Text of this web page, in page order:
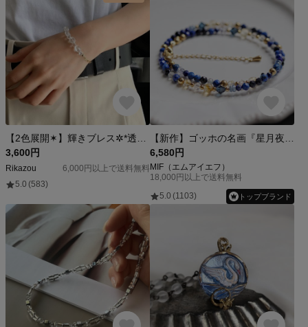
3,600円
Rikazou
6,000円以上で送料無料
5.0 (583)
6,580円
MIF（エムアイエフ）
18,000円以上で送料無料
5.0 (1103) トップブランド